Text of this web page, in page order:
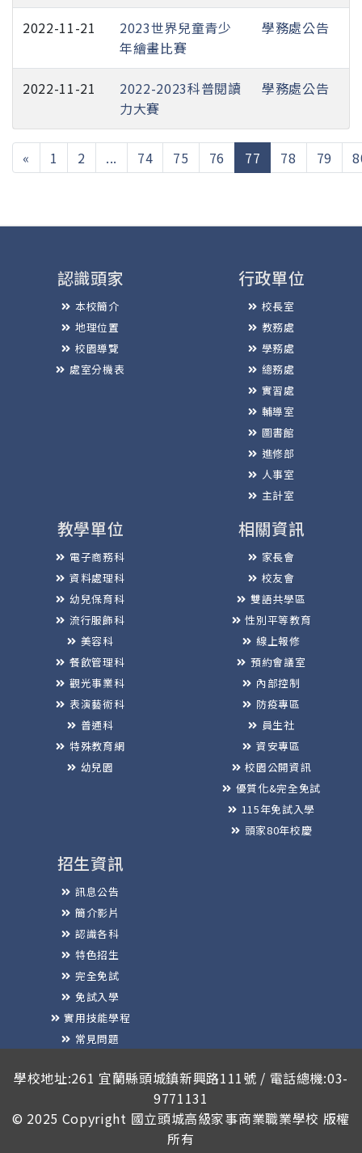
2022-11-21
2023世界兒童青少
年繪畫比賽
學務處公告
2022-11-21
2022-2023科普閱讀
力大賽
學務處公告
« 1 2 ... 74 75 76 77 (current)
78 79
認識頭家
本校簡介
地理位置
校園導覽
處室分機表
行政單位
校長室
教務處
學務處
總務處
實習處
輔導室
圖書館
進修部
人事室
主計室
教學單位
電子商務科
資料處理科
幼兒保育科
流行服飾科
美容科
餐飲管理科
觀光事業科
表演藝術科
普通科
特殊教育網
幼兒園
相關資訊
家長會
校友會
雙語共學區
性別平等教育
線上報修
預約會議室
內部控制
防疫專區
員生社
資安專區
校園公開資訊
優質化&完全免試
115年免試入學
頭家80年校慶
招生資訊
訊息公告
簡介影片
認識各科
特色招生
完全免試
免試入學
實用技能學程
常見問題
學校地址:261 宜蘭縣頭城鎮新興路111號 / 電話總機:03-
9771131
© 2025 Copyright 國立頭城高級家事商業職業學校 版權
所有